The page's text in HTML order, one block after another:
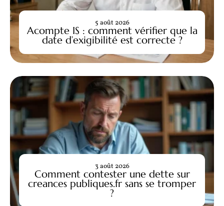
Acompte IS : comment vérifier que la
date d’exigibilité est correcte ?
5 août 2026
Comment contester une dette sur
creances publiques.fr sans se tromper
?
3 août 2026